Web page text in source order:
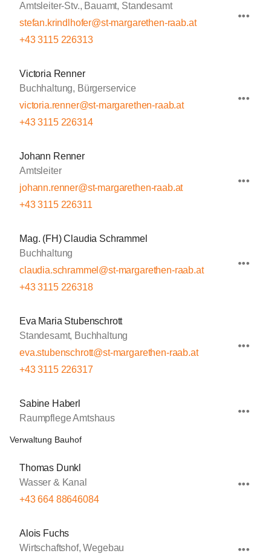
Amtsleiter-Stv., Bauamt, Standesamt
stefan.krindlhofer@st-margarethen-raab.at
+43 3115 226313
Victoria Renner
Buchhaltung, Bürgerservice
victoria.renner@st-margarethen-raab.at
+43 3115 226314
Johann Renner
Amtsleiter
johann.renner@st-margarethen-raab.at
+43 3115 226311
Mag. (FH) Claudia Schrammel
Buchhaltung
claudia.schrammel@st-margarethen-raab.at
+43 3115 226318
Eva Maria Stubenschrott
Standesamt, Buchhaltung
eva.stubenschrott@st-margarethen-raab.at
+43 3115 226317
Sabine Haberl
Raumpflege Amtshaus
Verwaltung Bauhof
Thomas Dunkl
Wasser & Kanal
+43 664 88646084
Alois Fuchs
Wirtschaftshof, Wegebau